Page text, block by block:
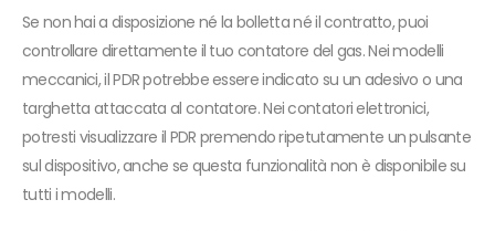
Se non hai a disposizione né la bolletta né il contratto, puoi
controllare direttamente il tuo contatore del gas. Nei modelli
meccanici, il PDR potrebbe essere indicato su un adesivo o una
targhetta attaccata al contatore. Nei contatori elettronici,
potresti visualizzare il PDR premendo ripetutamente un pulsante
sul dispositivo, anche se questa funzionalità non è disponibile su
tutti i modelli.